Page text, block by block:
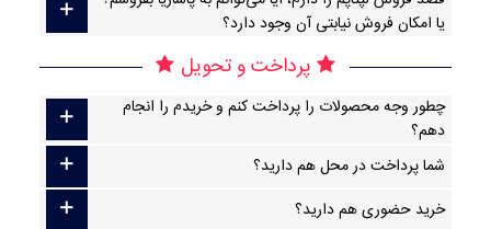
یا امکان فروش نیابتی آن وجود دارد؟
پرداخت و تحویل
چطور وجه محصولات را پرداخت کنم و خریدم را انجام
دهم؟
شما پرداخت در محل هم دارید؟
خرید حضوری هم دارید؟